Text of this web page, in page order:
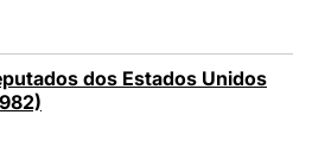
dos Estados Unidos